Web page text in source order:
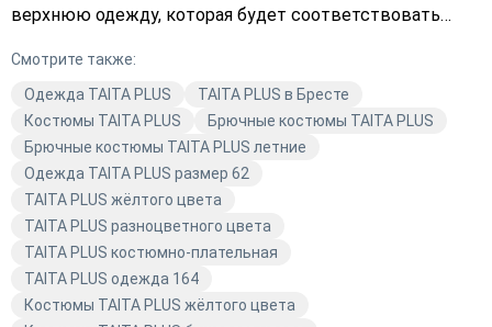
верхнюю одежду, которая будет соответствовать
оформите заказ уже сегодня!
Смотрите также:
Одежда TAITA PLUS
TAITA PLUS в Бресте
Костюмы TAITA PLUS
Брючные костюмы TAITA PLUS
Брючные костюмы TAITA PLUS летние
Одежда TAITA PLUS размер 62
TAITA PLUS жёлтого цвета
TAITA PLUS разноцветного цвета
TAITA PLUS костюмно-плательная
TAITA PLUS одежда 164
Костюмы TAITA PLUS жёлтого цвета